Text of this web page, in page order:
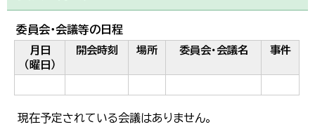
委員会・会議等の日程
月日
（曜日）
開会時刻 場所 委員会・会議名 事件
現在予定されている会議はありません。